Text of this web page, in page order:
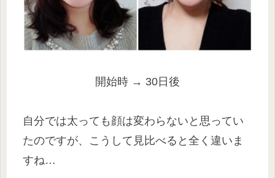
開始時 → 30日後
自分では太っても顔は変わらないと思ってい
たのですが、こうして見比べると全く違いま
すね…